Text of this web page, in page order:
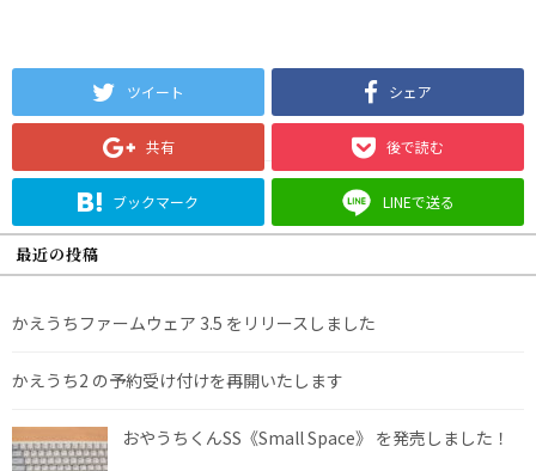
ツイート シェア
共有 後で読む
ブックマーク LINEで送る
最近の投稿
かえうちファームウェア 3.5 をリリースしました
かえうち2 の予約受け付けを再開いたします
おやうちくんSS《Small Space》 を発売しました！